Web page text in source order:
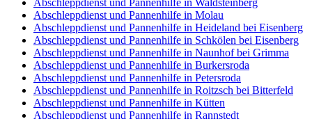
Abschleppdienst und Pannenhilfe in Molau
Abschleppdienst und Pannenhilfe in Heideland bei Eisenberg
Abschleppdienst und Pannenhilfe in Schkölen bei Eisenberg
Abschleppdienst und Pannenhilfe in Naunhof bei Grimma
Abschleppdienst und Pannenhilfe in Burkersroda
Abschleppdienst und Pannenhilfe in Petersroda
Abschleppdienst und Pannenhilfe in Roitzsch bei Bitterfeld
Abschleppdienst und Pannenhilfe in Kütten
Abschleppdienst und Pannenhilfe in Rannstedt